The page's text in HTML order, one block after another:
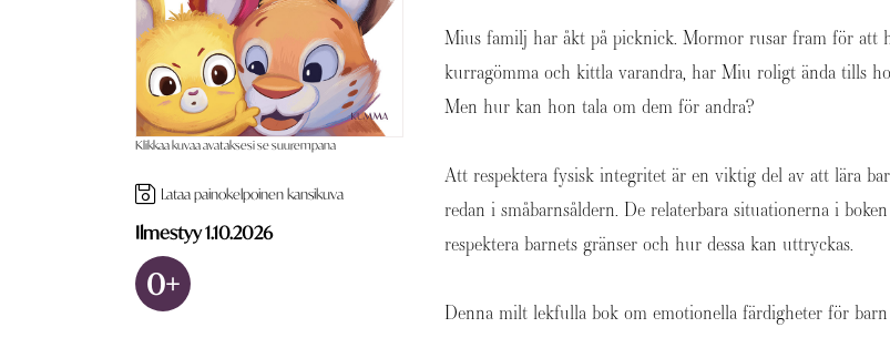
Klikkaa kuvaa avataksesi se suurempana
Lataa painokelpoinen kansikuva
Ilmestyy 1.10.2026
0+
Mius familj har åkt på picknick. Mormor rusar fram för att
kurragömma och kittla varandra, har Miu roligt ända tills
Men hur kan hon tala om dem för andra?
Att respektera fysisk integritet är en viktig del av att lära
redan i småbarnsåldern. De relaterbara situationerna i
respektera barnets gränser och hur dessa kan uttryckas.
Denna milt lekfulla bok om emotionella färdigheter för